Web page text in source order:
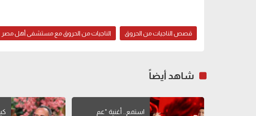
قصص الناجيات من الحروق الناجيات من الحروق مع مستشفى أهل مصر
شاهد أيضاً
استمع.. أغنية "عم